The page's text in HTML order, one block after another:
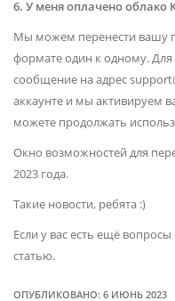
6. У меня оплачено облако
Мы можем перенести вашу
формате один к одному.
сообщение на адрес
аккаунте и мы активируем
можете продолжать
Окно возможностей для
2023 года.
Такие новости, ребята :)
Если у вас есть ещё
статью.
ОПУБЛИКОВАНО: 6 ИЮНЬ 2023